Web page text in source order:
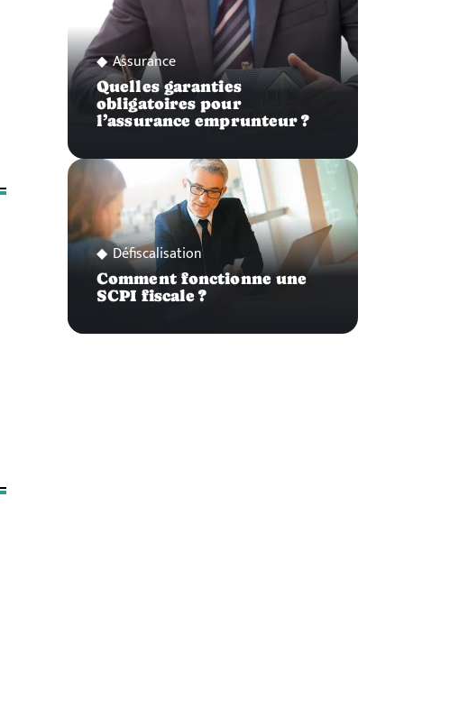
Assurance
Quelles garanties
obligatoires pour
l’assurance emprunteur ?
Défiscalisation
Comment fonctionne une
SCPI fiscale ?